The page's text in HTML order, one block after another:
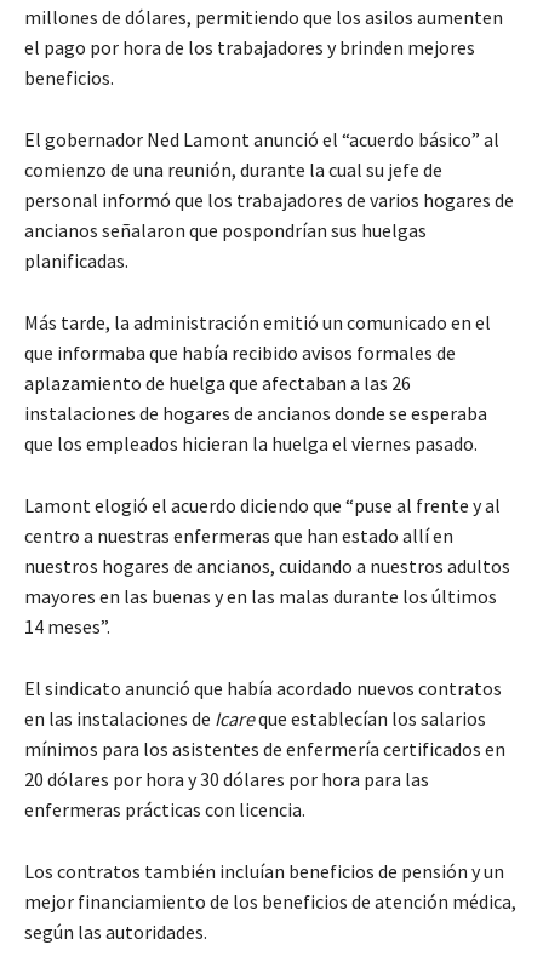
millones de dólares, permitiendo que los asilos aumenten
el pago por hora de los trabajadores y brinden mejores
beneficios.
El gobernador Ned Lamont anunció el “acuerdo básico” al
comienzo de una reunión, durante la cual su jefe de
personal informó que los trabajadores de varios hogares de
ancianos señalaron que pospondrían sus huelgas
planificadas.
Más tarde, la administración emitió un comunicado en el
que informaba que había recibido avisos formales de
aplazamiento de huelga que afectaban a las 26
instalaciones de hogares de ancianos donde se esperaba
que los empleados hicieran la huelga el viernes pasado.
Lamont elogió el acuerdo diciendo que “puse al frente y al
centro a nuestras enfermeras que han estado allí en
nuestros hogares de ancianos, cuidando a nuestros adultos
mayores en las buenas y en las malas durante los últimos
14 meses”.
El sindicato anunció que había acordado nuevos contratos
en las instalaciones de Icareque establecían los salarios
mínimos para los asistentes de enfermería certificados en
20 dólares por hora y 30 dólares por hora para las
enfermeras prácticas con licencia.
Los contratos también incluían beneficios de pensión y un
mejor financiamiento de los beneficios de atención médica,
según las autoridades.